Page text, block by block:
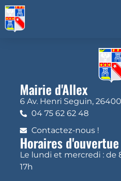
Mairie d'Allex
6 Av. Henri Seguin,
04 75 62 62 48
Contactez-nous !
Horaires d'ouvertue
Le lundi et mercredi : de
17h